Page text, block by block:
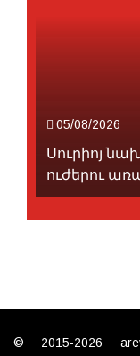
05/08/2026
Սուրիոյ
ուժերու
© 2015-2026